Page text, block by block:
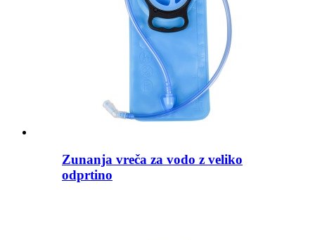
Zunanja vreča za vodo z veliko
odprtino